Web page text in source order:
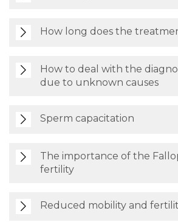
How long does the
How to deal with the
due to unknown causes
Sperm capacitation
The importance of the
fertility
Reduced mobility and